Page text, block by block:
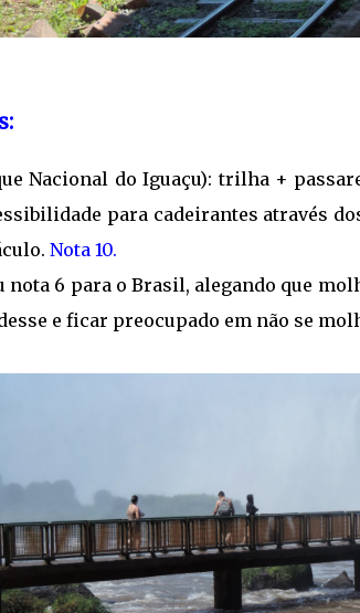
Nacional do Iguaçu): trilha +
para cadeirantes através
Nota 10.
nota 6 para o Brasil, alegando que
e ficar preocupado em não se